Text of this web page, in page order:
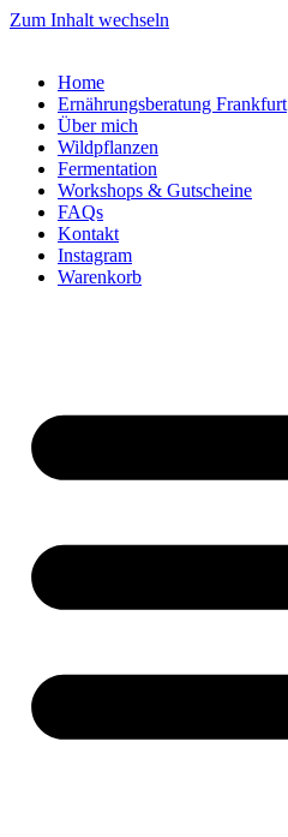
Zum Inhalt wechseln
Home
Ernährungsberatung Frankfurt
Über mich
Wildpflanzen
Fermentation
Workshops & Gutscheine
FAQs
Kontakt
Instagram
Warenkorb